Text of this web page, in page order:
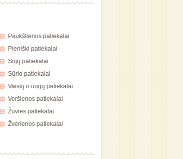
Paukštienos patiekalai
Pieniški patiekalai
Sojų patiekalai
Sūrio patiekalai
Vaisių ir uogų patiekalai
Veršienos patiekalai
Žuvies patiekalai
Žvėrienos patiekalai